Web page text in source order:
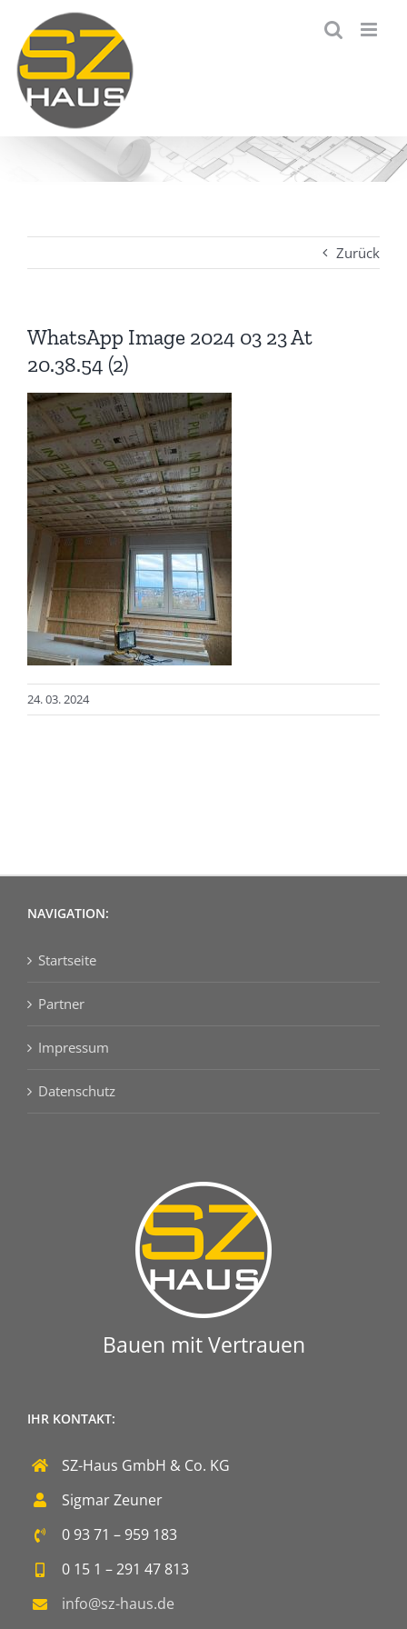
Inhalt
springen
Zurück
WhatsApp Image 2024 03 23 At
20.38.54 (2)
24. 03. 2024
NAVIGATION:
Startseite
Partner
Impressum
Datenschutz
Bauen mit Vertrauen
IHR KONTAKT:
SZ-Haus GmbH & Co. KG
Sigmar Zeuner
0 93 71 – 959 183
0 15 1 – 291 47 813
info@sz-haus.de